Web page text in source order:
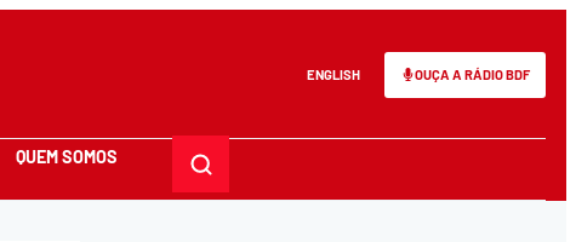
ENGLISH OUÇA A RÁDIO BDF
QUEM SOMOS